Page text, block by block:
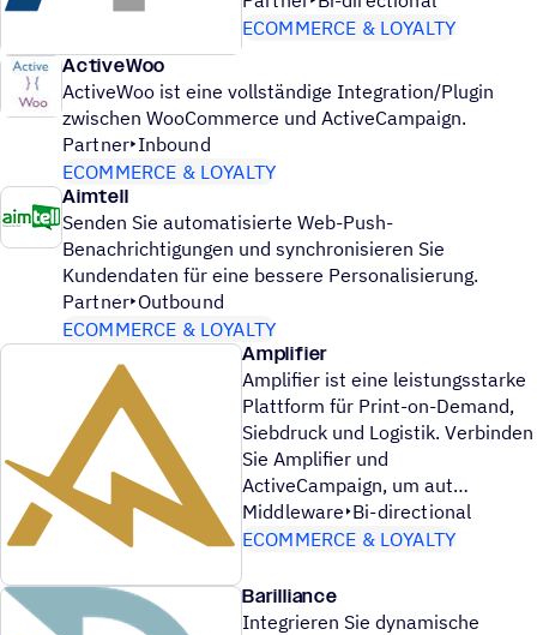
ECOMMERCE & LOYALTY
ActiveWoo
ActiveWoo ist eine vollständige Integration/Plugin
zwischen WooCommerce und ActiveCampaign.
Partner Inbound
ECOMMERCE & LOYALTY
Aimtell
Senden Sie automatisierte Web-Push-
Benachrichtigungen und synchronisieren Sie
Kundendaten für eine bessere Personalisierung.
Partner Outbound
ECOMMERCE & LOYALTY
Amplifier
Amplifier ist eine leistungsstarke
Plattform für Print-on-Demand,
Siebdruck und Logistik. Verbinden
Sie Amplifier und
ActiveCampaign, um aut
Middleware Bi-directional
ECOMMERCE & LOYALTY
Barilliance
Integrieren Sie dynamische